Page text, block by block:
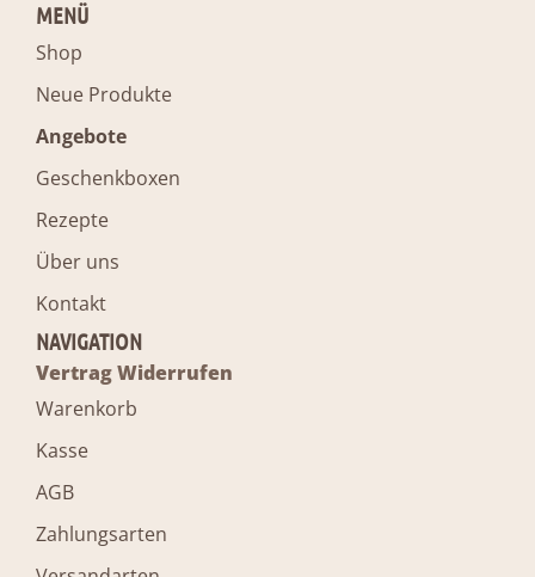
MENÜ
Shop
Neue Produkte
Angebote
Geschenkboxen
Rezepte
Über uns
Kontakt
NAVIGATION
Vertrag Widerrufen
Warenkorb
Kasse
AGB
Zahlungsarten